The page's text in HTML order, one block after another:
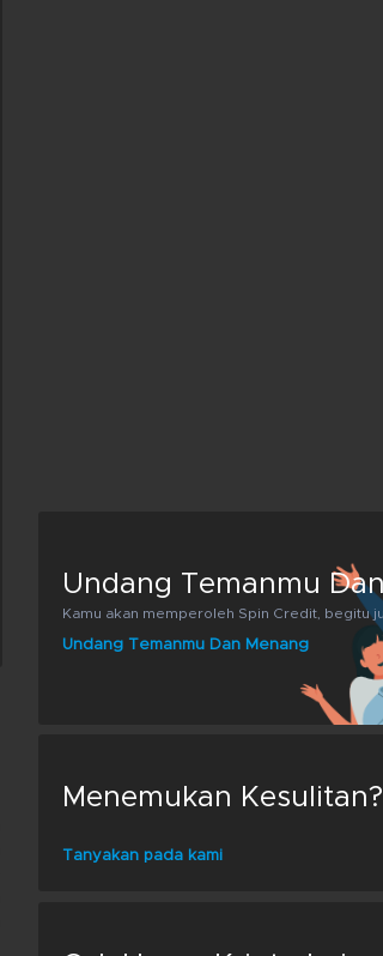
Undang Temanmu
Kamu akan memperoleh Spin Credit, begitu
Undang Temanmu Dan Menang
Menemukan Kesulitan?
Tanyakan pada kami